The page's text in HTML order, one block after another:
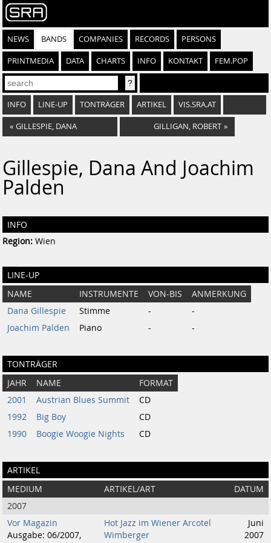
NEWS BANDS COMPANIES RECORDS PERSONS
PRINTMEDIA DATA CHARTS INFO KONTAKT FEM.POP
INFO LINE-UP TONTRÄGER ARTIKEL VIS.SRA.AT
« GILLESPIE, DANA GILLIGAN, ROBERT »
Gillespie, Dana And Joachim
Palden
INFO
Region: Wien
LINE-UP
NAME INSTRUMENTE VON-BIS
ANMERKUNG
Dana Gillespie
Stimme -
-
Joachim Palden
Piano - -
TONTRÄGER
JAHR NAME
FORMAT
2001
Austrian Blues Summit
CD
1992
Big Boy
CD
1990
Boogie Woogie Nights CD
ARTIKEL
MEDIUM ARTIKEL/ART
DATUM
2007
Vor Magazin
Ausgabe: 06/2007,
Hot Jazz im Wiener Arcotel
Wimberger
Juni
2007